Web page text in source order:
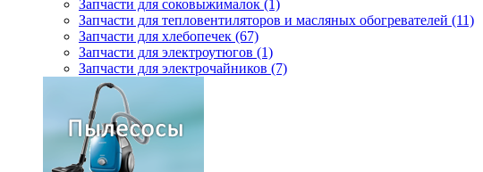
Запчасти для соковыжималок (1)
Запчасти для тепловентиляторов и масляных обогревателей (11)
Запчасти для хлебопечек (67)
Запчасти для электроутюгов (1)
Запчасти для электрочайников (7)